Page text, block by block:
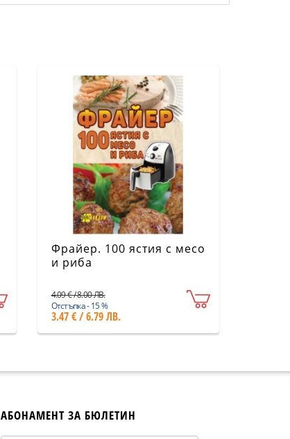
Фрайер. 100 ястия с месо
и риба
4.09 € / 8.00 ЛВ.
Отстъпка - 15 %
3.47 € / 6.79 ЛВ.
АБОНАМЕНТ ЗА БЮЛЕТИН